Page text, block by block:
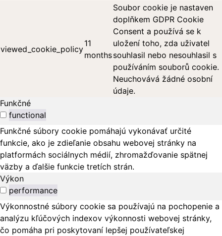
viewed_cookie_policy
11
months
Soubor cookie je nastaven
doplňkem GDPR Cookie
Consent a používá se k
uložení toho, zda uživatel
souhlasil nebo nesouhlasil s
používáním souborů cookie.
Neuchovává žádné osobní
údaje.
Funkčné
functional
Funkčné súbory cookie pomáhajú vykonávať určité
funkcie, ako je zdieľanie obsahu webovej stránky na
platformách sociálnych médií, zhromažďovanie spätnej
väzby a ďalšie funkcie tretích strán.
Výkon
performance
Výkonnostné súbory cookie sa používajú na pochopenie a
analýzu kľúčových indexov výkonnosti webovej stránky,
čo pomáha pri poskytovaní lepšej používateľskej